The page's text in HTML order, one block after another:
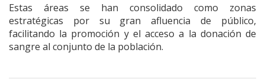
Estas áreas se han consolidado como zonas
estratégicas por su gran afluencia de público,
facilitando la promoción y el acceso a la donación de
sangre al conjunto de la población.